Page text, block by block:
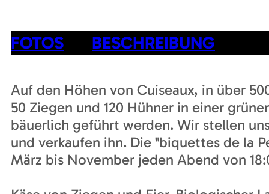
FOTOS BESCHREIBUNG
Auf den Höhen von Cuiseaux, in über
50 Ziegen und 120 Hühner in einer
bäuerlich geführt werden. Wir stellen
und verkaufen ihn. Die "biquettes de la
März bis November jeden Abend von